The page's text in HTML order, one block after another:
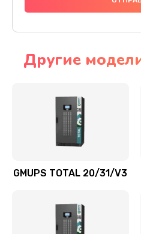
Другие
GMUPS TOTAL 20/31/V3